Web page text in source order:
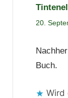
20.
Buch.
Wird